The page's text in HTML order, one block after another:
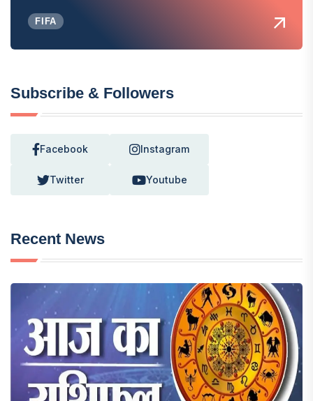
FIFA
Subscribe & Followers
Facebook Instagram
Twitter Youtube
Recent News